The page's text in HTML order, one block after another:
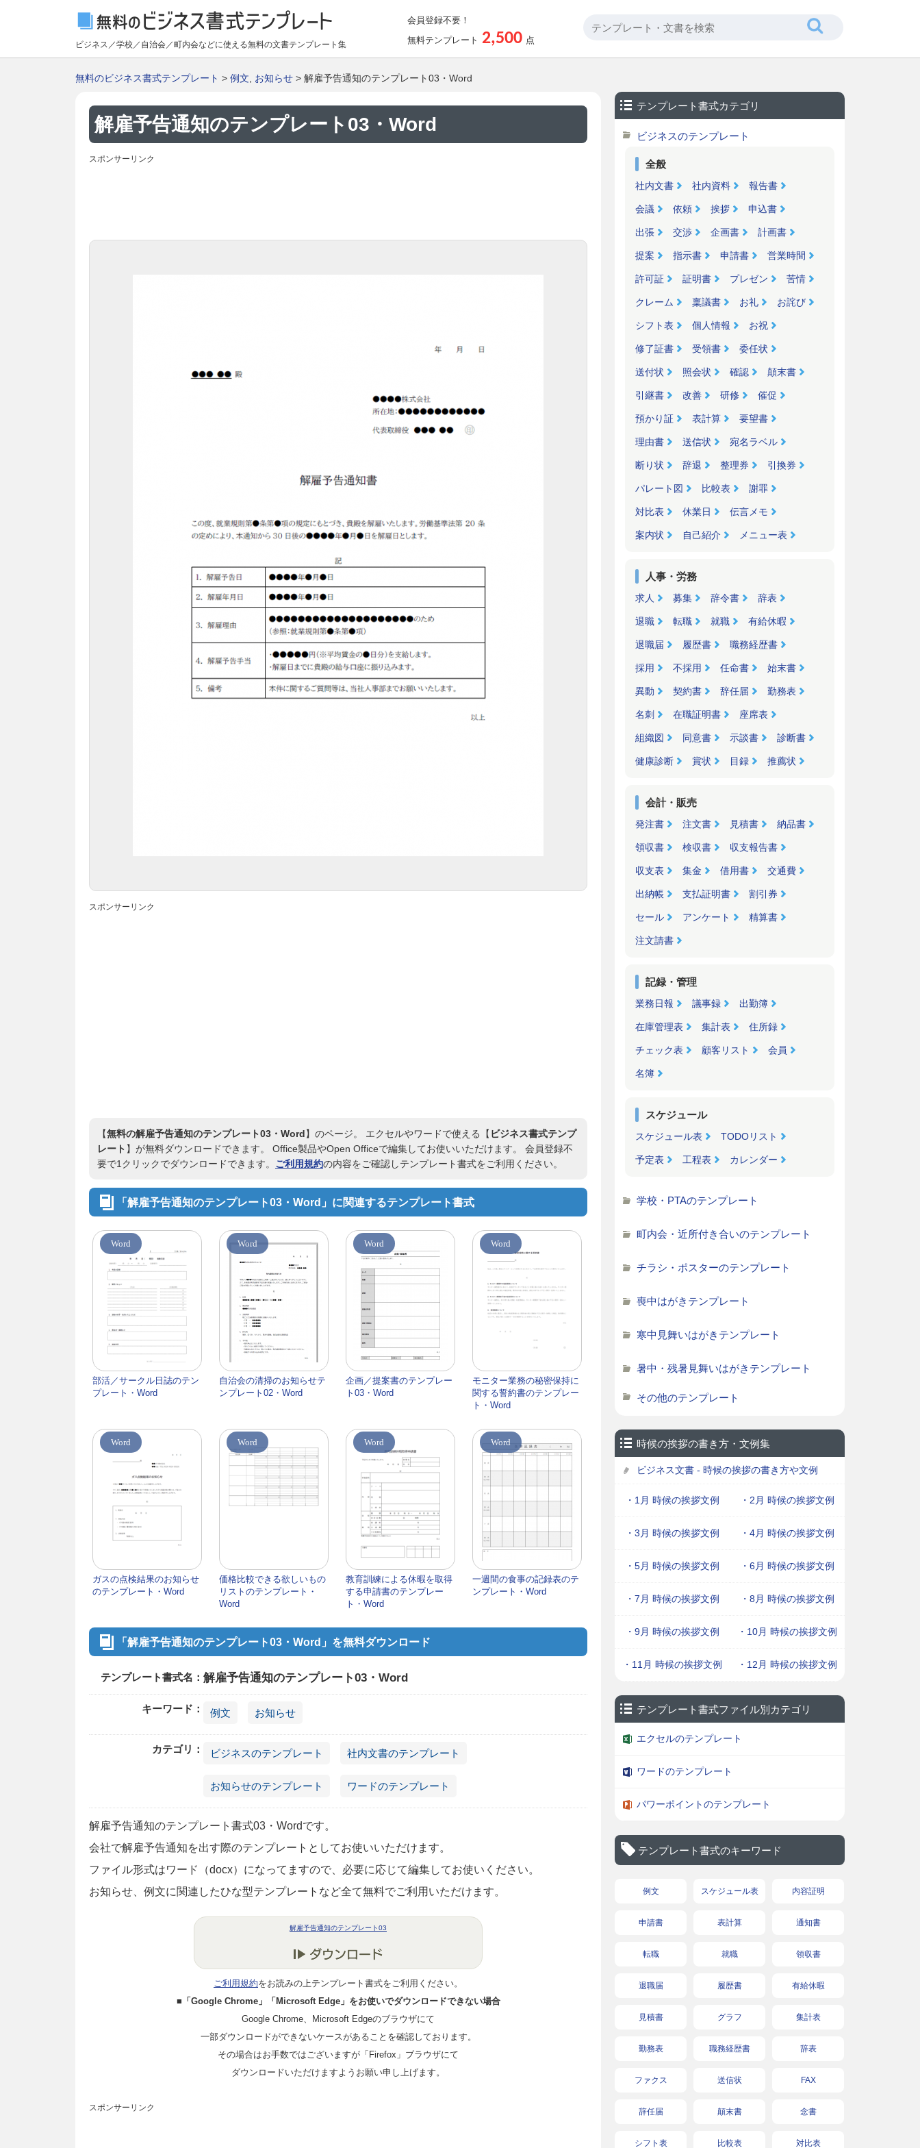
ビジネス／学校／自治会／町内会などに使える無料の文書テンプレート集
会員登録不要！
無料テンプレート 2,500 点
無料のビジネス書式テンプレート > 例文 お知らせ > 解雇予告通知のテンプレート03・Word
解雇予告通知のテンプレート03・Word
スポンサーリンク
スポンサーリンク
【無料の解雇予告通知のテンプレート03・Word】のページ。 エクセルやワードで使える【 ビジネス書式テンプ
レート 】が無料ダウンロードできます。 Office製品やOpen Officeで編集してお使いいただけます。 会員登録不
要で1クリックでダウンロードできます。 ご利用規約の内容をご確認しテンプレート書式をご利用ください。
「解雇予告通知のテンプレート03・Word」に関連するテンプレート書式
Word
部活／サークル日誌のテン
プレート・Word
Word
自治会の清掃のお知らせテ
ンプレート02・Word
Word
企画／提案書のテンプレー
ト03・Word
Word
モニター業務の秘密保持に
関する誓約書のテンプレー
ト・Word
Word
ガスの点検結果のお知らせ
のテンプレート・Word
Word
価格比較できる欲しいもの
リストのテンプレート・
Word
Word
教育訓練による休暇を取得
する申請書のテンプレー
ト・Word
Word
一週間の食事の記録表のテ
ンプレート・Word
「解雇予告通知のテンプレート03・Word」を無料ダウンロード
テンプレート書式名：解雇予告通知のテンプレート03・Word
キーワード： 例文 お知らせ
カテゴリ： ビジネスのテンプレート 社内文書のテンプレート
お知らせのテンプレート ワードのテンプレート
解雇予告通知のテンプレート書式03・Wordです。
会社で解雇予告通知を出す際のテンプレートとしてお使いいただけます。
ファイル形式はワード（docx）になってますので、必要に応じて編集してお使いください。
お知らせ、例文に関連したひな型テンプレートなど全て無料でご利用いただけます。
解雇予告通知のテンプレート03
ご利用規約をお読みの上テンプレート書式をご利用ください。
■「Google Chrome」「Microsoft Edge」をお使いでダウンロードできない場合
Google Chrome、Microsoft Edgeのブラウザにて
一部ダウンロードができないケースがあることを確認しております。
その場合はお手数ではございますが「Firefox」ブラウザにて
ダウンロードいただけますようお願い申し上げます。
スポンサーリンク
テンプレート書式カテゴリ
ビジネスのテンプレート
全般
社内文書 社内資料 報告書
会議 依頼 挨拶 申込書
出張 交渉 企画書 計画書
提案 指示書 申請書 営業時間
許可証 証明書 プレゼン 苦情
クレーム 稟議書 お礼 お詫び
シフト表 個人情報 お祝
修了証書 受領書 委任状
送付状 照会状 確認 顛末書
引継書 改善 研修 催促
預かり証 表計算 要望書
理由書 送信状 宛名ラベル
断り状 辞退 整理券 引換券
パレート図 比較表 謝罪
対比表 休業日 伝言メモ
案内状 自己紹介 メニュー表
人事・労務
求人 募集 辞令書 辞表
退職 転職 就職 有給休暇
退職届 履歴書 職務経歴書
採用 不採用 任命書 始末書
異動 契約書 辞任届 勤務表
名刺 在職証明書 座席表
組織図 同意書 示談書 診断書
健康診断 賞状 目録 推薦状
会計・販売
発注書 注文書 見積書 納品書
領収書 検収書 収支報告書
収支表 集金 借用書 交通費
出納帳 支払証明書 割引券
セール アンケート 精算書
注文請書
記録・管理
業務日報 議事録 出勤簿
在庫管理表 集計表 住所録
チェック表 顧客リスト 会員
名簿
スケジュール
スケジュール表 TODOリスト
予定表 工程表 カレンダー
学校・PTAのテンプレート
町内会・近所付き合いのテンプレート
チラシ・ポスターのテンプレート
喪中はがきテンプレート
寒中見舞いはがきテンプレート
暑中・残暑見舞いはがきテンプレート
その他のテンプレート
時候の挨拶の書き方・文例集
ビジネス文書 - 時候の挨拶の書き方や文例
・1月 時候の挨拶文例 ・2月 時候の挨拶文例
・3月 時候の挨拶文例 ・4月 時候の挨拶文例
・5月 時候の挨拶文例 ・6月 時候の挨拶文例
・7月 時候の挨拶文例 ・8月 時候の挨拶文例
・9月 時候の挨拶文例 ・10月 時候の挨拶文例
・11月 時候の挨拶文例 ・12月 時候の挨拶文例
テンプレート書式ファイル別カテゴリ
エクセルのテンプレート
ワードのテンプレート
パワーポイントのテンプレート
テンプレート書式のキーワード
例文 スケジュール表 内容証明
申請書 表計算 通知書
転職 就職 領収書
退職届 履歴書 有給休暇
見積書 グラフ 集計表
勤務表 職務経歴書 辞表
ファクス 送信状 FAX
辞任届 顛末書 念書
シフト表 比較表 対比表